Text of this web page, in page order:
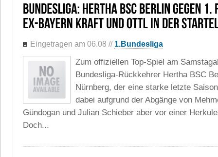
Eingetragen am 06.08 // 1.Bundesliga
Zum offiziellen Top-Spiel am
Bundesliga-Rückkehrer Hertha BSC
Nürnberg, der eine starke letzte
dabei aufgrund der Abgänge von
Gündogan und Julian Schieber aber vor einer
Doch...